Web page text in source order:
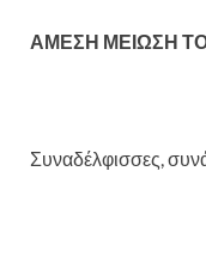
ΑΜΕΣΗ ΜΕΙΩΣΗ
Συναδέλφισσες,